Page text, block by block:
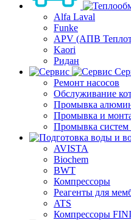
Alfa Laval
Funke
APV (АПВ
Kaori
Ридан
Ремонт насосов
Обслуживание
Промывка
Промывка и
Промывка систем
AVISTA
Biochem
BWT
Компрессоры
Реагенты для
ATS
Компрессоры FINI